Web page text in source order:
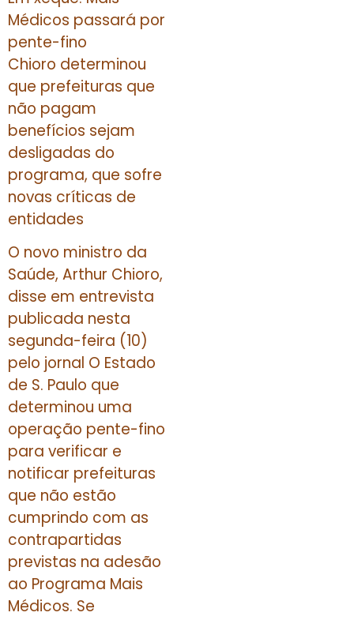
Médicos passará por
pente-fino
Chioro determinou
que prefeituras que
não pagam
benefícios sejam
desligadas do
programa, que sofre
novas críticas de
entidades
O novo ministro da
Saúde, Arthur Chioro,
disse em entrevista
publicada nesta
segunda-feira (10)
pelo jornal O Estado
de S. Paulo que
determinou uma
operação pente-fino
para verificar e
notificar prefeituras
que não estão
cumprindo com as
contrapartidas
previstas na adesão
ao Programa Mais
Médicos. Se